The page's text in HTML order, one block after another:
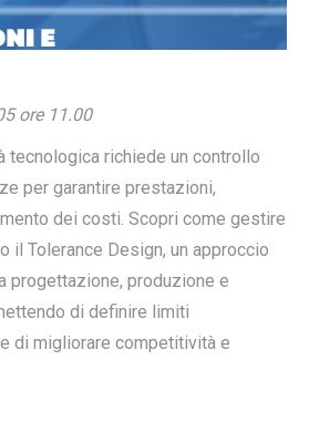
ore 11.00
tecnologica richiede un controllo
per garantire prestazioni,
dei costi. Scopri come gestire
il Tolerance Design, un approccio
progettazione, produzione e
di definire limiti
di migliorare competitività e